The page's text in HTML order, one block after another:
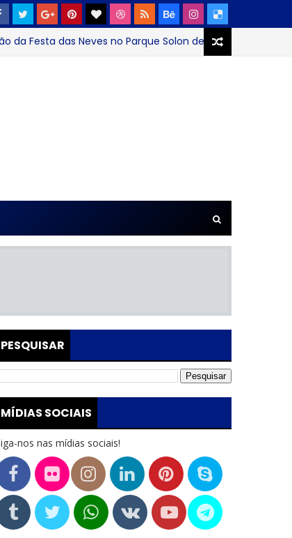
das Neves no Parque Solon de Lucena até domingo
PESQUISAR
MÍDIAS SOCIAIS
nos nas mídias sociais!